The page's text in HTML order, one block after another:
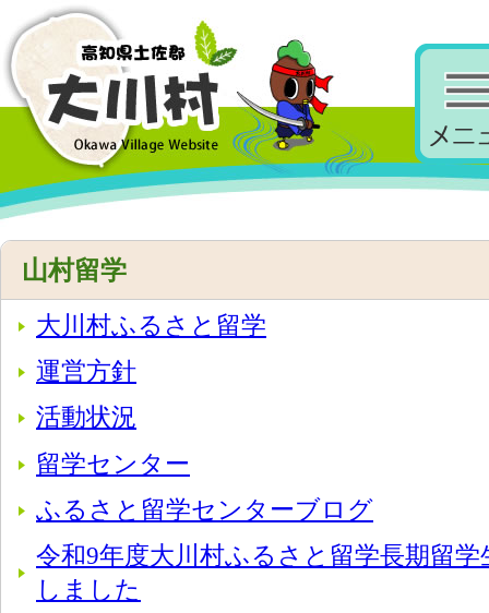
山村留学
大川村ふるさと留学
運営方針
活動状況
留学センター
ふるさと留学センターブログ
令和9年度大川村ふるさと留学長期留
しました